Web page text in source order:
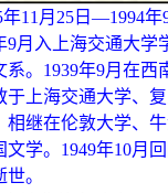
制度法规
联系我们
11月25日—1994年
9月入上海交通大学
。1939年9月在西
于上海交通大学、
相继在伦敦大学、
学。1949年10月
。